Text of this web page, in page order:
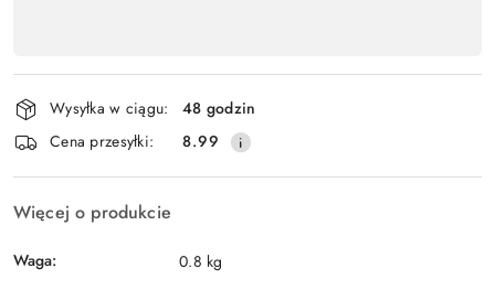
płatność
i
dostawa
Wysyłka w ciągu:
48 godzin
Cena przesyłki:
8.99
Więcej o produkcie
Waga: 0.8 kg